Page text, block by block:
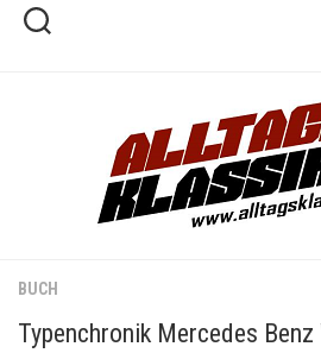
Skip
BUCH
Typenchronik Mercedes